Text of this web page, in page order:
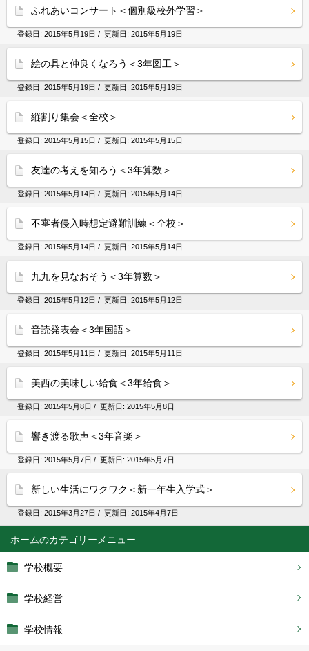
ホーム
学校概要
学校経営
学校情報
ふれあいコンサート＜個別級校外学習＞
登録日: 2015年5月19日 / 更新日: 2015年5月19日
絵の具と仲良くなろう＜3年図工＞
登録日: 2015年5月19日 / 更新日: 2015年5月19日
縦割り集会＜全校＞
登録日: 2015年5月15日 / 更新日: 2015年5月15日
友達の考えを知ろう＜3年算数＞
登録日: 2015年5月14日 / 更新日: 2015年5月14日
不審者侵入時想定避難訓練＜全校＞
登録日: 2015年5月14日 / 更新日: 2015年5月14日
九九を見なおそう＜3年算数＞
登録日: 2015年5月12日 / 更新日: 2015年5月12日
音読発表会＜3年国語＞
登録日: 2015年5月11日 / 更新日: 2015年5月11日
美西の美味しい給食＜3年給食＞
登録日: 2015年5月8日 / 更新日: 2015年5月8日
響き渡る歌声＜3年音楽＞
登録日: 2015年5月7日 / 更新日: 2015年5月7日
新しい生活にワクワク＜新一年生入学式＞
登録日: 2015年3月27日 / 更新日: 2015年4月7日